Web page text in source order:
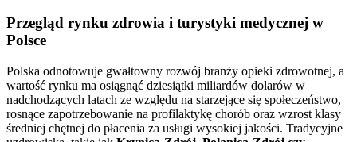
Przegląd rynku zdrowia i turystyki medycznej w
Polsce
Polska odnotowuje gwałtowny rozwój branży opieki zdrowotnej, a
wartość rynku ma osiągnąć dziesiątki miliardów dolarów w
nadchodzących latach ze względu na starzejące się społeczeństwo,
rosnące zapotrzebowanie na profilaktykę chorób oraz wzrost klasy
średniej chętnej do płacenia za usługi wysokiej jakości. Tradycyjne